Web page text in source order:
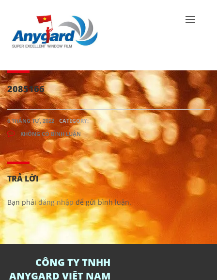
2085166
6 THÁNG TƯ, 2022
CATEGORY:
KHÔNG CÓ BÌNH LUẬN
TRẢ LỜI
Bạn phảiđăng nhập để gửi bình luận.
CÔNG TY TNHH
ANYGARD VIỆT NAM